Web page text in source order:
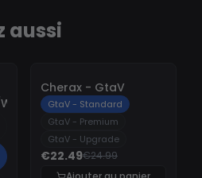
aussi
-
Cherax - GtaV
GtaV - Standard
GtaV - Premium
GtaV - Upgrade
€22.49€24.99